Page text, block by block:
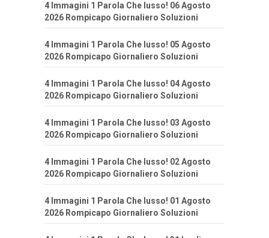
4 Immagini 1 Parola Che lusso! 06 Agosto
2026 Rompicapo Giornaliero Soluzioni
4 Immagini 1 Parola Che lusso! 05 Agosto
2026 Rompicapo Giornaliero Soluzioni
4 Immagini 1 Parola Che lusso! 04 Agosto
2026 Rompicapo Giornaliero Soluzioni
4 Immagini 1 Parola Che lusso! 03 Agosto
2026 Rompicapo Giornaliero Soluzioni
4 Immagini 1 Parola Che lusso! 02 Agosto
2026 Rompicapo Giornaliero Soluzioni
4 Immagini 1 Parola Che lusso! 01 Agosto
2026 Rompicapo Giornaliero Soluzioni